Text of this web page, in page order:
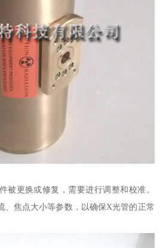
被更换或修复，需要进行调整和校准。
、焦点大小等参数，以确保X光管的正常